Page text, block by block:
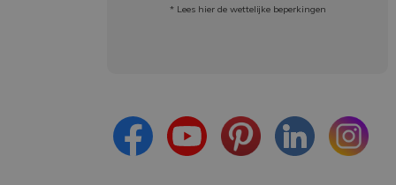
* Lees hier de wettelijke beperkingen